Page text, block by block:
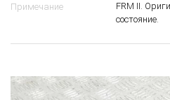
Примечание
FRM II.
состояние.